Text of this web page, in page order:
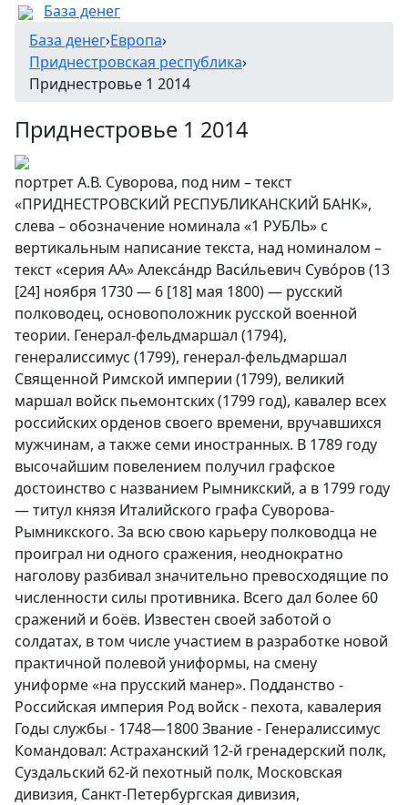
База денег
База денег›Европа›
Приднестровская республика›
Приднестровье 1 2014
Приднестровье 1 2014
портрет А.В. Суворова, под ним – текст
«ПРИДНЕСТРОВСКИЙ РЕСПУБЛИКАНСКИЙ БАНК»,
слева – обозначение номинала «1 РУБЛЬ» с
вертикальным написание текста, над номиналом –
текст «серия АА» Алекса́ндр Васи́льевич Суво́ров (13
[24] ноября 1730 — 6 [18] мая 1800) — русский
полководец, основоположник русской военной
теории. Генерал-фельдмаршал (1794),
генералиссимус (1799), генерал-фельдмаршал
Священной Римской империи (1799), великий
маршал войск пьемонтских (1799 год), кавалер всех
российских орденов своего времени, вручавшихся
мужчинам, а также семи иностранных. В 1789 году
высочайшим повелением получил графское
достоинство с названием Рымникский, а в 1799 году
— титул князя Италийского графа Суворова-
Рымникского. За всю свою карьеру полководца не
проиграл ни одного сражения, неоднократно
наголову разбивал значительно превосходящие по
численности силы противника. Всего дал более 60
сражений и боёв. Известен своей заботой о
солдатах, в том числе участием в разработке новой
практичной полевой униформы, на смену
униформе «на прусский манер». Подданство -
Российская империя Род войск - пехота, кавалерия
Годы службы - 1748—1800 Звание - Генералиссимус
Командовал: Астраханский 12-й гренадерский полк,
Суздальский 62-й пехотный полк, Московская
дивизия, Санкт-Петербургская дивизия,